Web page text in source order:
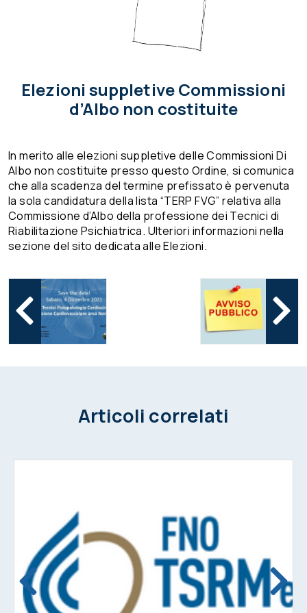
Elezioni suppletive Commissioni
d’Albo non costituite
In merito alle elezioni suppletive delle Commissioni Di
Albo non costituite presso questo Ordine, si comunica
che alla scadenza del termine prefissato è pervenuta
la sola candidatura della lista “TERP FVG” relativa alla
Commissione d’Albo della professione dei Tecnici di
Riabilitazione Psichiatrica. Ulteriori informazioni nella
sezione del sito dedicata alle Elezioni.
Articoli correlati